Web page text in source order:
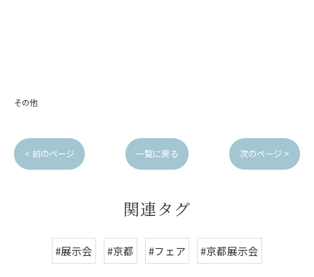
その他
< 前のページ 一覧に戻る 次のページ >
関連タグ
#展示会 #京都 #フェア #京都展示会